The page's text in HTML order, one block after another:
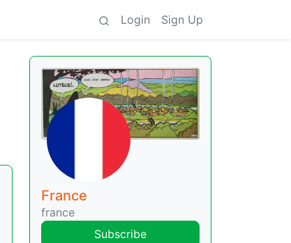
Login Sign Up
France
france
Subscribe